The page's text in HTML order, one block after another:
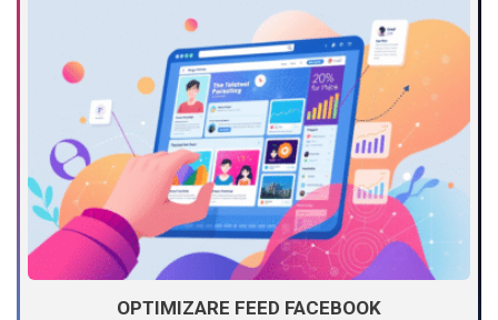
OPTIMIZARE FEED FACEBOOK